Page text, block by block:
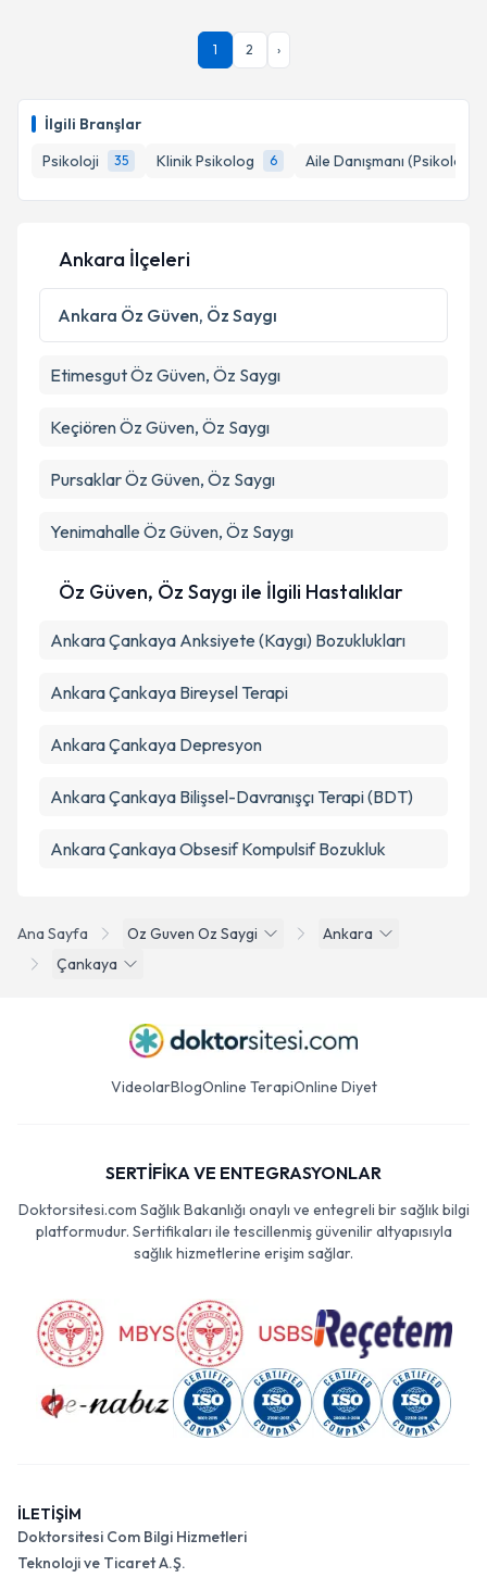
İlgili Branşlar
Psikoloji
35 Klinik Psikolog 6 Aile Danışmanı (Psikolog)
için randevu takvimi talebi oluşturun.
Size bu uzmandan randevu almanız için bir takvim
E-posta Adresiniz
Metni'ni okudum ve kişisel verilerimin belirtilen
kapsamda işlenmesini kabul ediyorum.
Takvim Talebini Gönder
1 2 ›
Ana Sayfa Oz Guven Oz Saygi
Ankara
Çankaya
Ankara İlçeleri
Ankara Öz Güven, Öz Saygı
EtimesgutÖz Güven, Öz Saygı
KeçiörenÖz Güven, Öz Saygı
PursaklarÖz Güven, Öz Saygı
Yenimahalle Öz Güven, Öz Saygı
Öz Güven, Öz Saygı ile İlgili Hastalıklar
Ankara Çankaya Anksiyete (Kaygı) Bozuklukları
Ankara Çankaya Bireysel Terapi
Ankara Çankaya Depresyon
Ankara Çankaya Bilişsel-Davranışçı Terapi (BDT)
Ankara Çankaya Obsesif Kompulsif Bozukluk
VideolarBlogOnline TerapiOnline Diyet
SERTİFİKA VE ENTEGRASYONLAR
Doktorsitesi.com Sağlık Bakanlığı onaylı ve entegreli bir sağlık bilgi
platformudur. Sertifikaları ile tescillenmiş güvenilir altyapısıyla
sağlık hizmetlerine erişim sağlar.
İLETİŞİM
Doktorsitesi Com Bilgi Hizmetleri
Teknoloji ve Ticaret A.Ş.